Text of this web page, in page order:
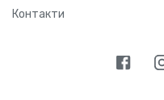
Контакти